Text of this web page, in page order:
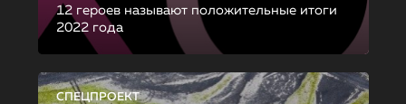
12 героев называют положительные итоги
2022 года
СПЕЦПРОЕКТ